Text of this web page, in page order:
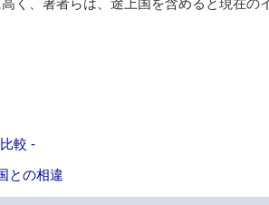
く、著者らは、途上国を含めると現在の
較 -
との相違